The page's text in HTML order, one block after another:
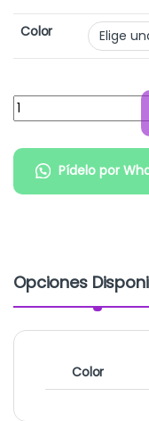
Color
Cantidad:
Pídelo por
Opciones
Color